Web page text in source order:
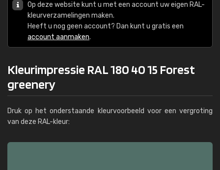
Op deze website kunt u met een account uw eigen RAL-
kleurverzamelingen maken.
Heeft u nog geen account? Dan kunt u gratis een
account aanmaken.
Kleurimpressie RAL 180 40 15 Forest
greenery
Druk op het onderstaande kleurvoorbeeld voor een vergroting
van deze RAL-kleur: